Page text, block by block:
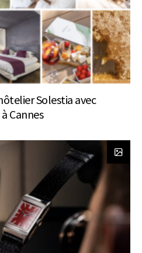
Solestia avec
Cannes